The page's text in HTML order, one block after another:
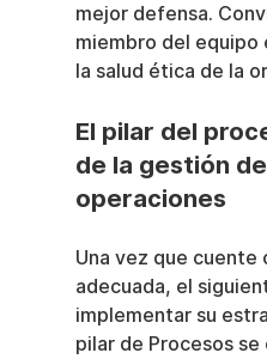
mejor defensa.
miembro del equipo
la salud ética de la
El pilar del
de la gestión
operaciones
Una vez que cuente
adecuada, el
implementar su
pilar de Procesos